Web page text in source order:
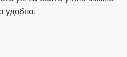
удобно.